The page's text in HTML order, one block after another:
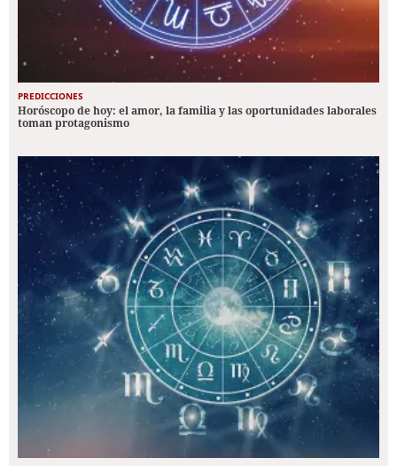
PREDICCIONES
Horóscopo de hoy: el amor, la familia y las oportunidades laborales
toman protagonismo